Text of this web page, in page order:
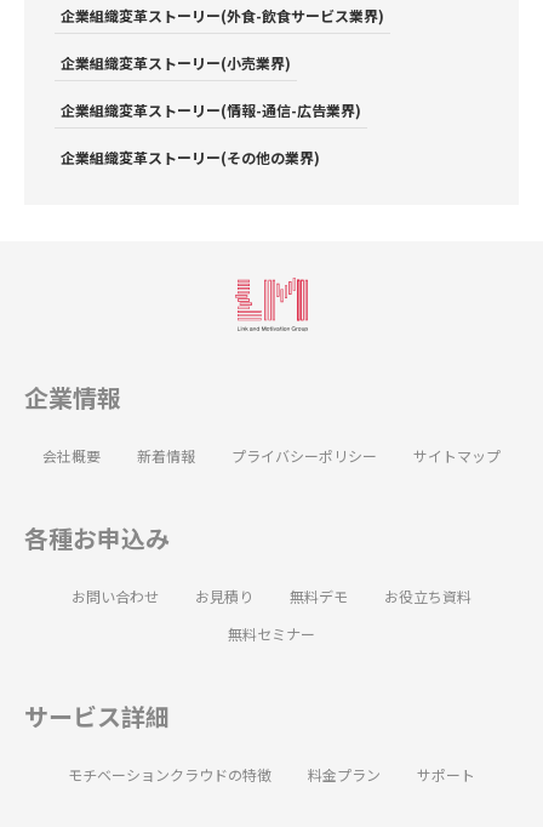
企業組織変革ストーリー(外食-飲食サービス業界)
企業組織変革ストーリー(小売業界)
企業組織変革ストーリー(情報-通信-広告業界)
企業組織変革ストーリー(その他の業界)
企業情報
会社概要 新着情報 プライバシーポリシー サイトマップ
各種お申込み
お問い合わせ お見積り 無料デモ
お役立ち資料
無料セミナー
サービス詳細
モチベーションクラウドの特徴 料金プラン サポート